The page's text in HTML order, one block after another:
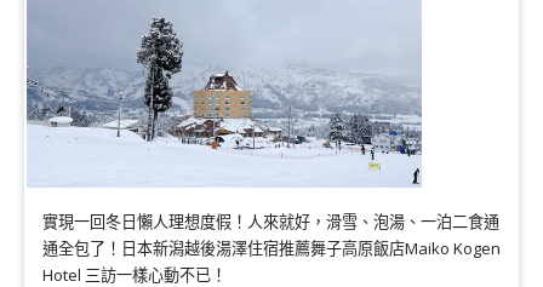
實現一回冬日懶人理想度假！人來就好，滑雪、泡湯、一泊二食通
通全包了！日本新潟越後湯澤住宿推薦舞子高原飯店Maiko Kogen
Hotel 三訪一樣心動不已！